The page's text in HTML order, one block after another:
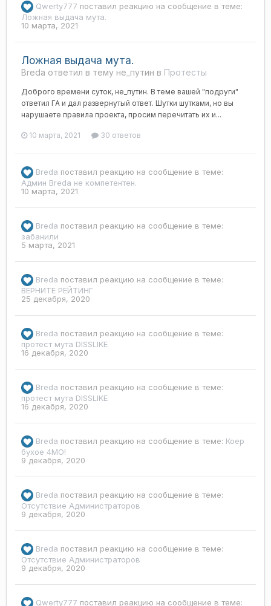
Qwerty777 поставил реакцию на сообщение в теме:
Ложная выдача мута.
10 марта, 2021
Ложная выдача мута.
Breda ответил в тему не_путин в Протесты
Доброго времени суток, не_путин. В теме вашей "подруги"
ответил ГА и дал развернутый ответ. Шутки шутками, но вы
нарушаете правила проекта, просим перечитать их и...
10 марта, 2021 30 ответов
Breda поставил реакцию на сообщение в теме:
Админ Breda не компетентен.
10 марта, 2021
Breda поставил реакцию на сообщение в теме:
забанили
5 марта, 2021
Breda поставил реакцию на сообщение в теме:
ВЕРНИТЕ РЕЙТИНГ
25 декабря, 2020
Breda поставил реакцию на сообщение в теме:
протест мута DISSLIKE
16 декабря, 2020
Breda поставил реакцию на сообщение в теме:
протест мута DISSLIKE
16 декабря, 2020
Breda поставил реакцию на сообщение в теме: Коер
бухое 4МО!
9 декабря, 2020
Breda поставил реакцию на сообщение в теме:
Отсутствие Администраторов
9 декабря, 2020
Breda поставил реакцию на сообщение в теме:
Отсутствие Администраторов
9 декабря, 2020
Qwerty777 поставил реакцию на сообщение в теме: